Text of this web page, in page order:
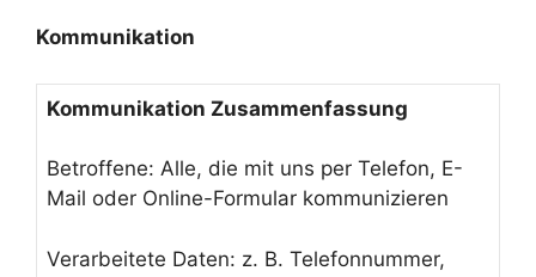
Kommunikation
Kommunikation Zusammenfassung
Betroffene: Alle, die mit uns per Telefon, E-
Mail oder Online-Formular kommunizieren
Verarbeitete Daten: z. B. Telefonnummer,